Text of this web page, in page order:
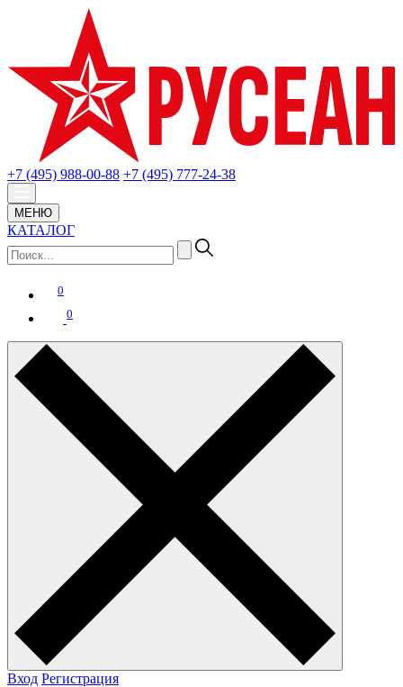
+7 (495) 988-00-88 +7 (495) 777-24-38
МЕНЮ
КАТАЛОГ
0
0
Вход Регистрация